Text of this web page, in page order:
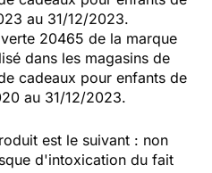
au 31/12/2023.
20465 de la marque
dans les magasins de
cadeaux pour enfants de
au 31/12/2023.
est le suivant : non
d'intoxication du fait